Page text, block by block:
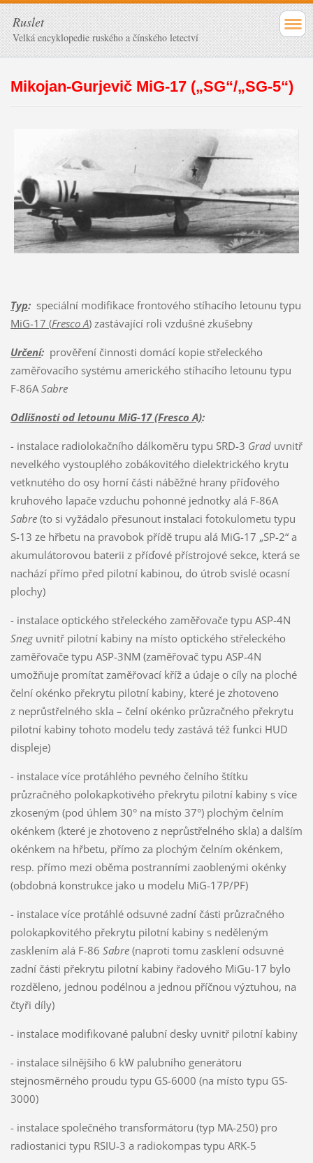
Ruslet
Velká encyklopedie ruského a čínského letectví
Mikojan-Gurjevič MiG-17 („SG“/„SG-5“)
Typ:speciální modifikace frontového stíhacího letounu typu
MiG-17 (Fresco A)zastávající roli vzdušné zkušebny
Určení:prověření činnosti domácí kopie střeleckého
zaměřovacího systému amerického stíhacího letounu typu
F-86ASabre
Odlišnosti od letounu MiG-17 (Fresco A):
- instalace radiolokačního dálkoměru typu SRD-3 Graduvnitř
nevelkého vystouplého zobákovitého dielektrického krytu
vetknutého do osy horní části náběžné hrany příďového
kruhového lapače vzduchu pohonné jednotky alá F-86A
Sabre(to si vyžádalo přesunout instalaci fotokulometu typu
S-13 ze hřbetu na pravobok přídě trupu alá MiG-17 „SP-2“ a
akumulátorovou baterii z příďové přístrojové sekce, která se
nachází přímo před pilotní kabinou, do útrob svislé ocasní
plochy)
- instalace optického střeleckého zaměřovače typu ASP-4N
Sneguvnitř pilotní kabiny na místo optického střeleckého
zaměřovače typu ASP-3NM (zaměřovač typu ASP-4N
umožňuje promítat zaměřovací kříž a údaje o cíly na ploché
čelní okénko překrytu pilotní kabiny, které je zhotoveno
z neprůstřelného skla – čelní okénko průzračného překrytu
pilotní kabiny tohoto modelu tedy zastává též funkci HUD
displeje)
- instalace více protáhlého pevného čelního štítku
průzračného polokapkotivého překrytu pilotní kabiny s více
zkoseným (pod úhlem 30° na místo 37°) plochým čelním
okénkem (které je zhotoveno z neprůstřelného skla) a dalším
okénkem na hřbetu, přímo za plochým čelním okénkem,
resp. přímo mezi oběma postranními zaoblenými okénky
(obdobná konstrukce jako u modelu MiG-17P/PF)
- instalace více protáhlé odsuvné zadní části průzračného
polokapkovitého překrytu pilotní kabiny s neděleným
zasklením alá F-86 Sabre(naproti tomu zasklení odsuvné
zadní části překrytu pilotní kabiny řadového MiGu-17 bylo
rozděleno, jednou podélnou a jednou příčnou výztuhou, na
čtyři díly)
- instalace modifikované palubní desky uvnitř pilotní kabiny
- instalace silnějšího 6 kW palubního generátoru
stejnosměrného proudu typu GS-6000 (na místo typu GS-
3000)
- instalace společného transformátoru (typ MA-250) pro
radiostanici typu RSIU-3 a radiokompas typu ARK-5